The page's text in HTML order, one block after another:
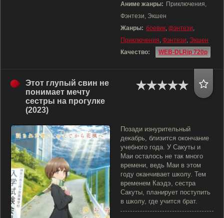
Аниме жанры: Приключения,
Фэнтези, Экшен
Жанры: боевик, фэнтези,
Приключения, Фэнтези, Экшен
Качество:
WEB-DLRip 720p
Этот глупый свин не
понимает мечту
сестры на прогулке
(2023)
Позади изнурительный
декабрь, близится окончание
учебного года. У Сакуты и
Маи осталось не так много
времени, ведь Маи в этом
году оканчивает школу. Тем
временем Каэдэ, сестра
Сакуты, планирует поступить
в школу, где учится брат.